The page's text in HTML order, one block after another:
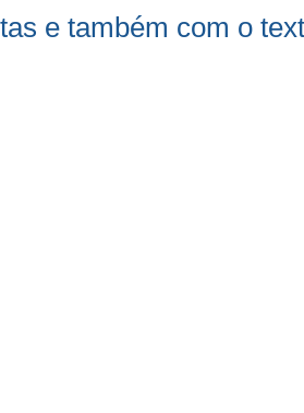
e também com o